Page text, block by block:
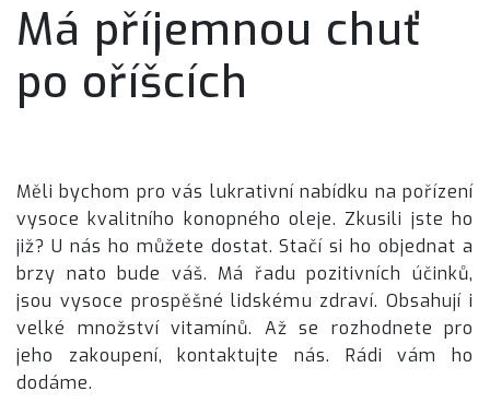
Má příjemnou chuť
po oříšcích
Měli bychom pro vás lukrativní nabídku na pořízení
vysoce kvalitního konopného oleje. Zkusili jste ho
již? U nás ho můžete dostat. Stačí si ho objednat a
brzy nato bude váš. Má řadu pozitivních účinků,
jsou vysoce prospěšné lidskému zdraví. Obsahují i
velké množství vitamínů. Až se rozhodnete pro
jeho zakoupení, kontaktujte nás. Rádi vám ho
dodáme.